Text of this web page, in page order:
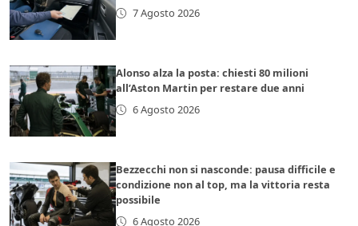
7 Agosto 2026
Alonso alza la posta: chiesti 80 milioni
all’Aston Martin per restare due anni
6 Agosto 2026
Bezzecchi non si nasconde: pausa difficile e
condizione non al top, ma la vittoria resta
possibile
6 Agosto 2026